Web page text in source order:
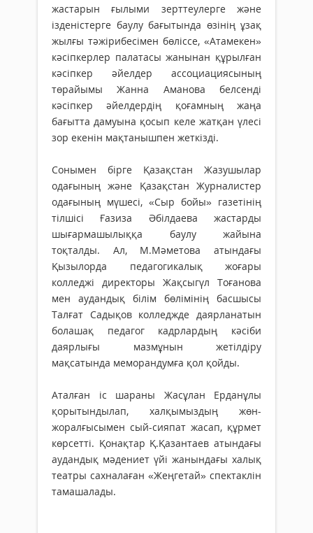
жастарын ғылыми зерттеулерге және
ізденістерге баулу бағытында өзінің ұзақ
жылғы тәжірибесімен бөліссе, «Атамекен»
кәсіпкерлер палатасы жанынан құрылған
кәсіпкер әйелдер ассоциациясының
төрайымы Жанна Аманова белсенді
кәсіпкер әйелдердің қоғамның жаңа
бағытта дамуына қосып келе жатқан үлесі
зор екенін мақтанышпен жеткізді.
Сонымен бірге Қазақстан Жазушылар
одағының және Қазақстан Журналистер
одағының мүшесі, «Сыр бойы» газетінің
тілшісі Ғазиза Әбілдаева жастарды
шығармашылыққа баулу жайына
тоқталды. Ал, М.Мәметова атындағы
Қызылорда педагогикалық жоғары
колледжі директоры Жақсыгүл Тоғанова
мен аудандық білім бөлімінің басшысы
Талғат Садықов колледжде даярланатын
болашақ педагог кадрлардың кәсіби
даярлығы мазмұнын жетілдіру
мақсатында меморандумға қол қойды.
Аталған іс шараны Жасұлан Ерданұлы
қорытындылап, халқымыздың жөн-
жоралғысымен сый-сияпат жасап, құрмет
көрсетті. Қонақтар Қ.Қазантаев атындағы
аудандық мәдениет үйі жанындағы халық
театры сахналаған «Жеңгетай» спектаклін
тамашалады.